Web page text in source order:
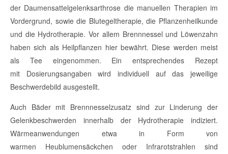
der Daumensattelgelenksarthrose die manuellen Therapien im
Vordergrund, sowie die Blutegeltherapie, die Pflanzenheilkunde
und die Hydrotherapie. Vor allem Brennnessel und Löwenzahn
haben sich als Heilpflanzen hier bewährt. Diese werden meist
als Tee eingenommen. Ein entsprechendes Rezept
mit Dosierungsangaben wird individuell auf das jeweilige
Beschwerdebild ausgestellt.
Auch Bäder mit Brennnesselzusatz sind zur Linderung der
Gelenkbeschwerden innerhalb der Hydrotherapie indiziert.
Wärmeanwendungen etwa in Form von
warmen Heublumensäckchen oder Infrarotstrahlen sind